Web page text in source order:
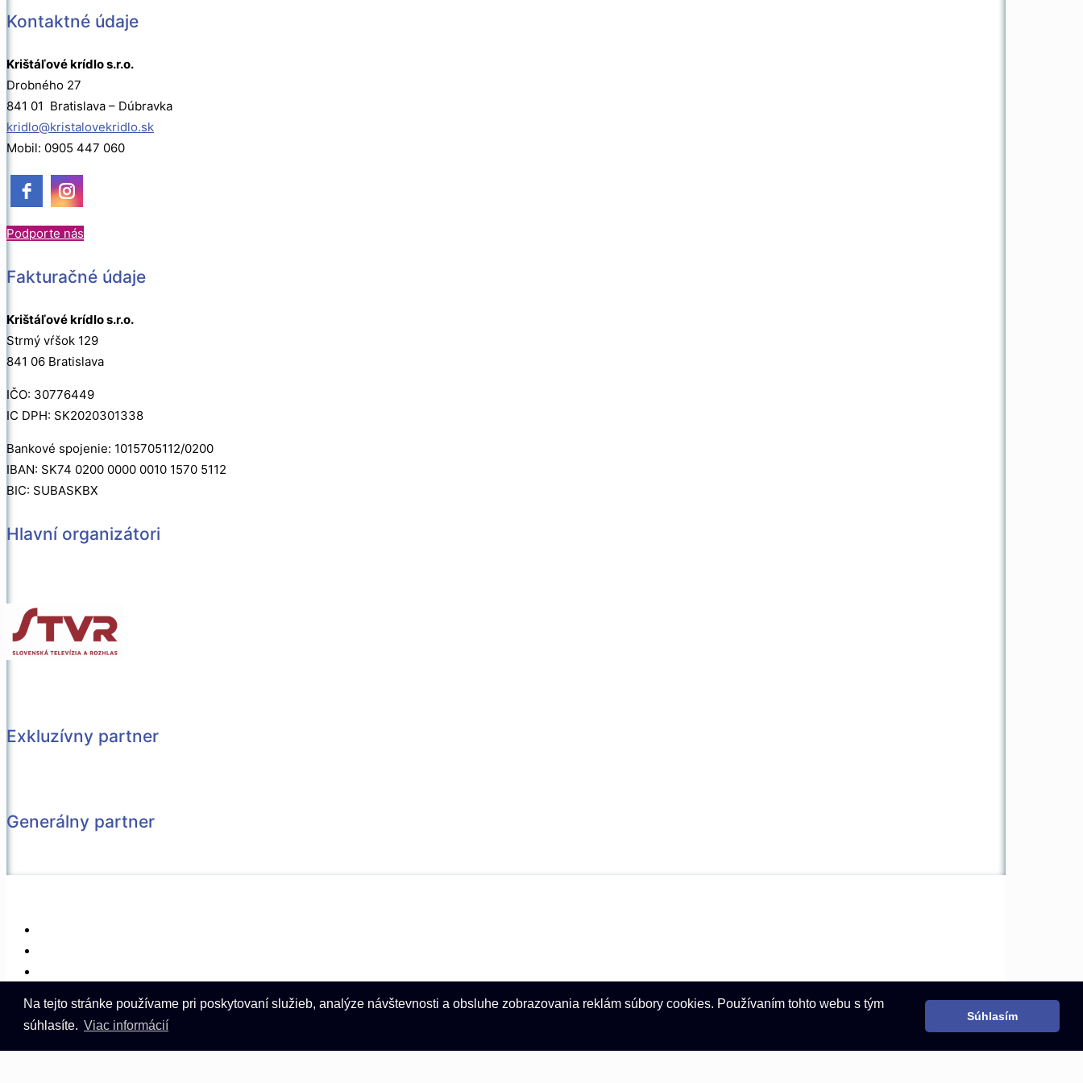
Na tejto stránke používame pri poskytovaní služieb, analýze návštevnosti a obsluhe zobrazovania reklám súbory cookies. Používaním tohto webu s tým
súhlasíte. Viac informácií
Súhlasím
Kontaktné údaje
Krištáľové krídlo s.r.o.
Drobného 27
841 01 Bratislava – Dúbravka
kridlo@kristalovekridlo.sk
Mobil: 0905 447 060
Podporte nás
Fakturačné údaje
Krištáľové krídlo s.r.o.
Strmý vŕšok 129
841 06 Bratislava
IČO: 30776449
IC DPH: SK2020301338
Bankové spojenie: 1015705112/0200
IBAN: SK74 0200 0000 0010 1570 5112
BIC: SUBASKBX
Hlavní organizátori
Exkluzívny partner
Generálny partner
Online nominácia